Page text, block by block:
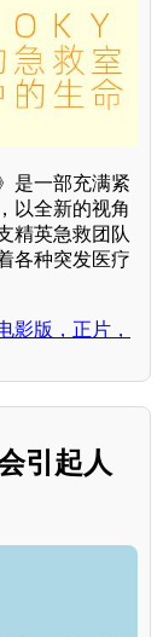
是一部充满紧
以全新的视角
精英急救团队
各种突发医疗
影版，正片，
引起人